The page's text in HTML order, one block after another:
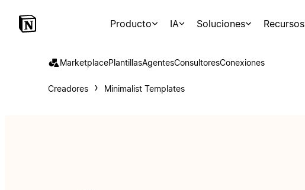
Producto IA Soluciones Recursos
MarketplacePlantillasAgentesConsultoresConexiones
Creadores Minimalist Templates